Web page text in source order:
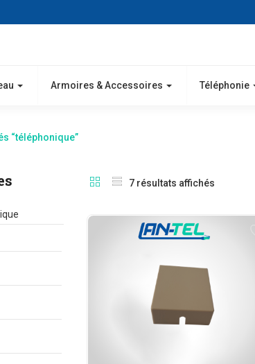
Armoires & Accessoires Téléphonie
“téléphonique”
7 résultats affichés